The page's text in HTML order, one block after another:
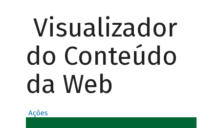
Visualizador
do Conteúdo
da Web
Ações